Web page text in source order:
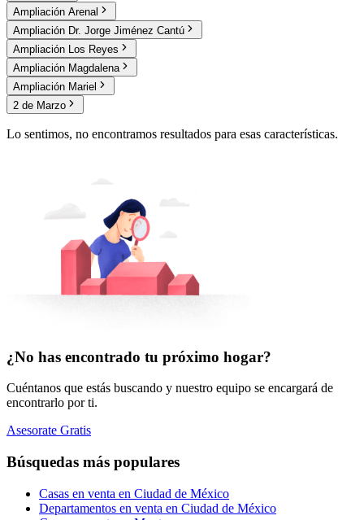
Ampliación Arenal
Ampliación Dr. Jorge Jiménez Cantú
Ampliación Los Reyes
Ampliación Magdalena
Ampliación Mariel
2 de Marzo
Lo sentimos, no encontramos resultados para esas características.
¿No has encontrado tu próximo hogar?
Cuéntanos que estás buscando y nuestro equipo se encargará de
encontrarlo por ti.
Asesorate Gratis
Búsquedas más populares
Casas en venta en Ciudad de México
Departamentos en venta en Ciudad de México